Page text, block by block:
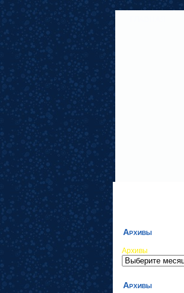
Архивы
Архивы
Архивы